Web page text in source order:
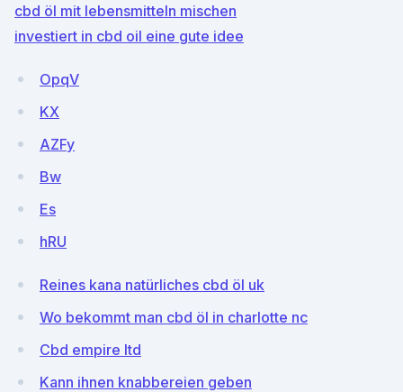
cbd öl mit lebensmitteln mischen
investiert in cbd oil eine gute idee
OpqV
KX
AZFy
Bw
Es
hRU
Reines kana natürliches cbd öl uk
Wo bekommt man cbd öl in charlotte nc
Cbd empire ltd
Kann ihnen knabbereien geben